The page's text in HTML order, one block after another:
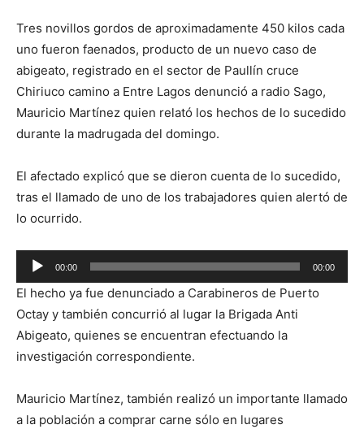
Tres novillos gordos de aproximadamente 450 kilos cada
uno fueron faenados, producto de un nuevo caso de
abigeato, registrado en el sector de Paullín cruce
Chiriuco camino a Entre Lagos denunció a radio Sago,
Mauricio Martínez quien relató los hechos de lo sucedido
durante la madrugada del domingo.
El afectado explicó que se dieron cuenta de lo sucedido,
tras el llamado de uno de los trabajadores quien alertó de
lo ocurrido.
Reproductor
de
audio
00:00 00:00
El hecho ya fue denunciado a Carabineros de Puerto
Octay y también concurrió al lugar la Brigada Anti
Abigeato, quienes se encuentran efectuando la
investigación correspondiente.
Mauricio Martínez, también realizó un importante llamado
a la población a comprar carne sólo en lugares